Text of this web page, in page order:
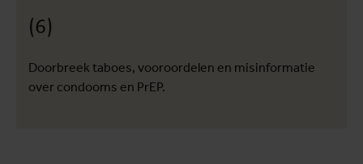
(6)
Doorbreek taboes, vooroordelen en misinformatie
over condooms en PrEP.